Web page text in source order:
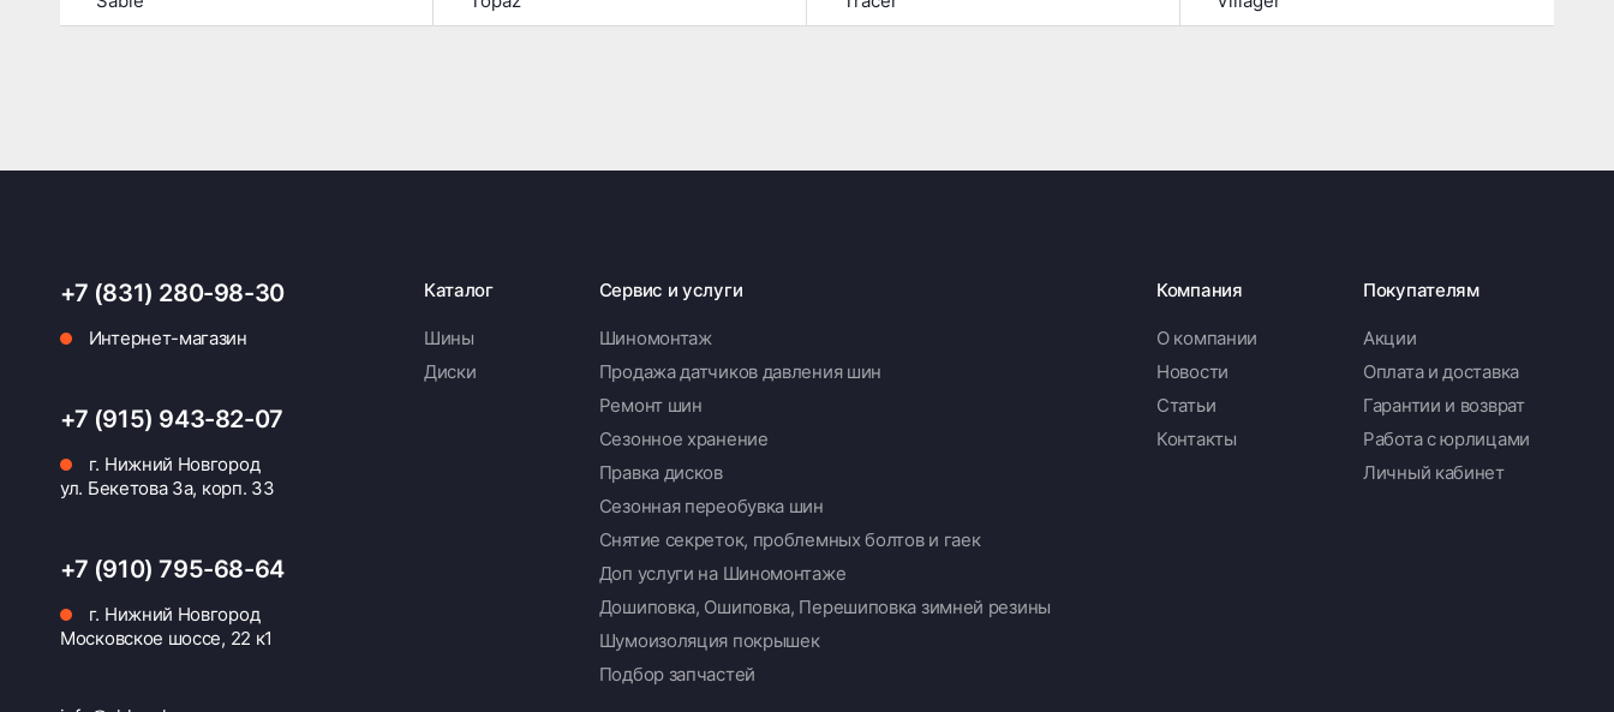
+7 (831) 280-98-30
Интернет-магазин
+7 (915) 943-82-07
г. Нижний Новгород
ул. Бекетова 3а, корп. 33
+7 (910) 795-68-64
г. Нижний Новгород
Московское шоссе, 22 к1
Каталог
Шины
Диски
Сервис и услуги
Шиномонтаж
Продажа датчиков давления шин
Ремонт шин
Сезонное хранение
Правка дисков
Сезонная переобувка шин
Снятие секреток, проблемных болтов и гаек
Доп услуги на Шиномонтаже
Дошиповка, Ошиповка, Перешиповка зимней резины
Шумоизоляция покрышек
Подбор запчастей
Компания
О компании
Новости
Статьи
Контакты
Покупателям
Акции
Оплата и доставка
Гарантии и возврат
Работа с юрлицами
Личный кабинет